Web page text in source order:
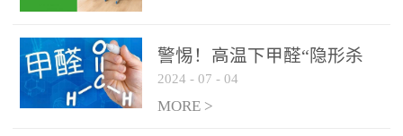
警惕！高温下甲醛“隐形杀
手”来袭，你的家安全吗？
2024 - 07 - 04
MORE >